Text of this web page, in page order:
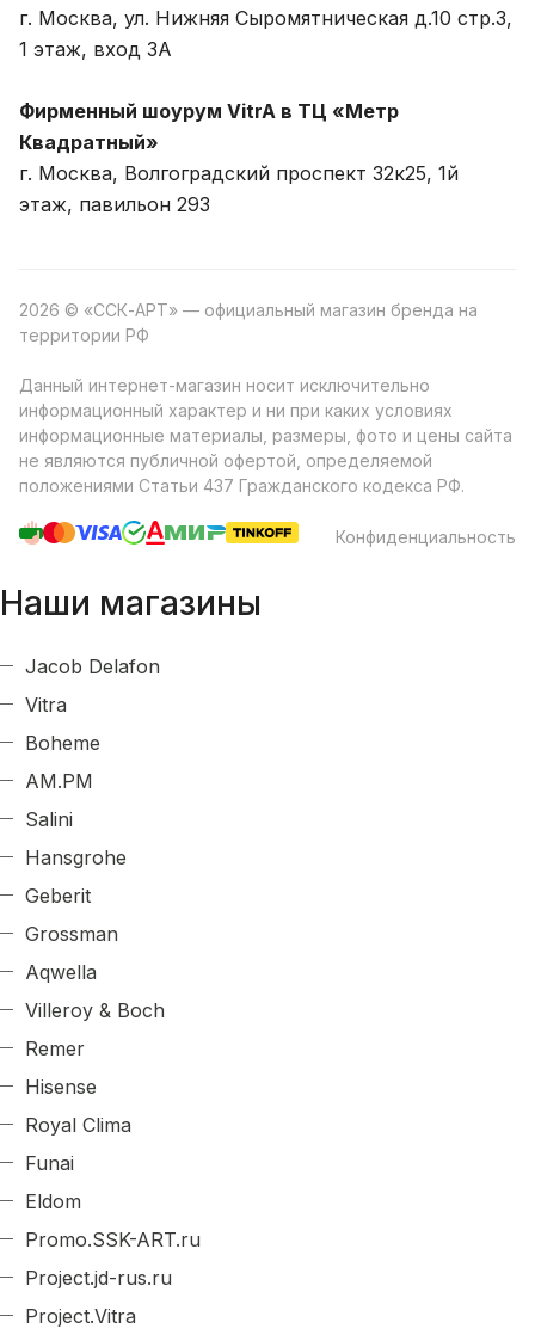
г. Москва, ул. Нижняя Сыромятническая д.10 стр.3,
1 этаж, вход 3A
Фирменный шоурум VitrA в ТЦ «Метр
Квадратный»
г. Москва, Волгоградский проспект 32к25, 1й
этаж, павильон 293
2026 © «ССК-АРТ» — официальный магазин бренда на
территории РФ
Данный интернет-магазин носит исключительно
информационный характер и ни при каких условиях
информационные материалы, размеры, фото и цены сайта
не являются публичной офертой, определяемой
положениями Статьи 437 Гражданского кодекса РФ.
Конфиденциальность
Наши магазины
Jacob Delafon
Vitra
Boheme
AM.PM
Salini
Hansgrohe
Geberit
Grossman
Aqwella
Villeroy & Boch
Remer
Hisense
Royal Clima
Funai
Eldom
Promo.SSK-ART.ru
Project.jd-rus.ru
Project.Vitra